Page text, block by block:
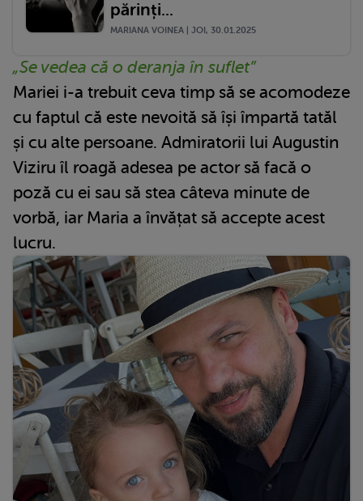
părinți...
MARIANA VOINEA | JOI, 30.01.2025
„Se vedea că o deranja în suflet”
Mariei i-a trebuit ceva timp să se acomodeze
cu faptul că este nevoită să își împartă tatăl
și cu alte persoane. Admiratorii lui Augustin
Viziru îl roagă adesea pe actor să facă o
poză cu ei sau să stea câteva minute de
vorbă, iar Maria a învățat să accepte acest
lucru.